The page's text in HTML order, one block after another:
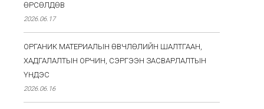
ӨРСӨЛДӨВ
2026.06.17
ОРГАНИК МАТЕРИАЛЫН ӨВЧЛӨЛИЙН ШАЛТГААН,
ХАДГАЛАЛТЫН ОРЧИН, СЭРГЭЭН ЗАСВАРЛАЛТЫН
ҮНДЭС
2026.06.16